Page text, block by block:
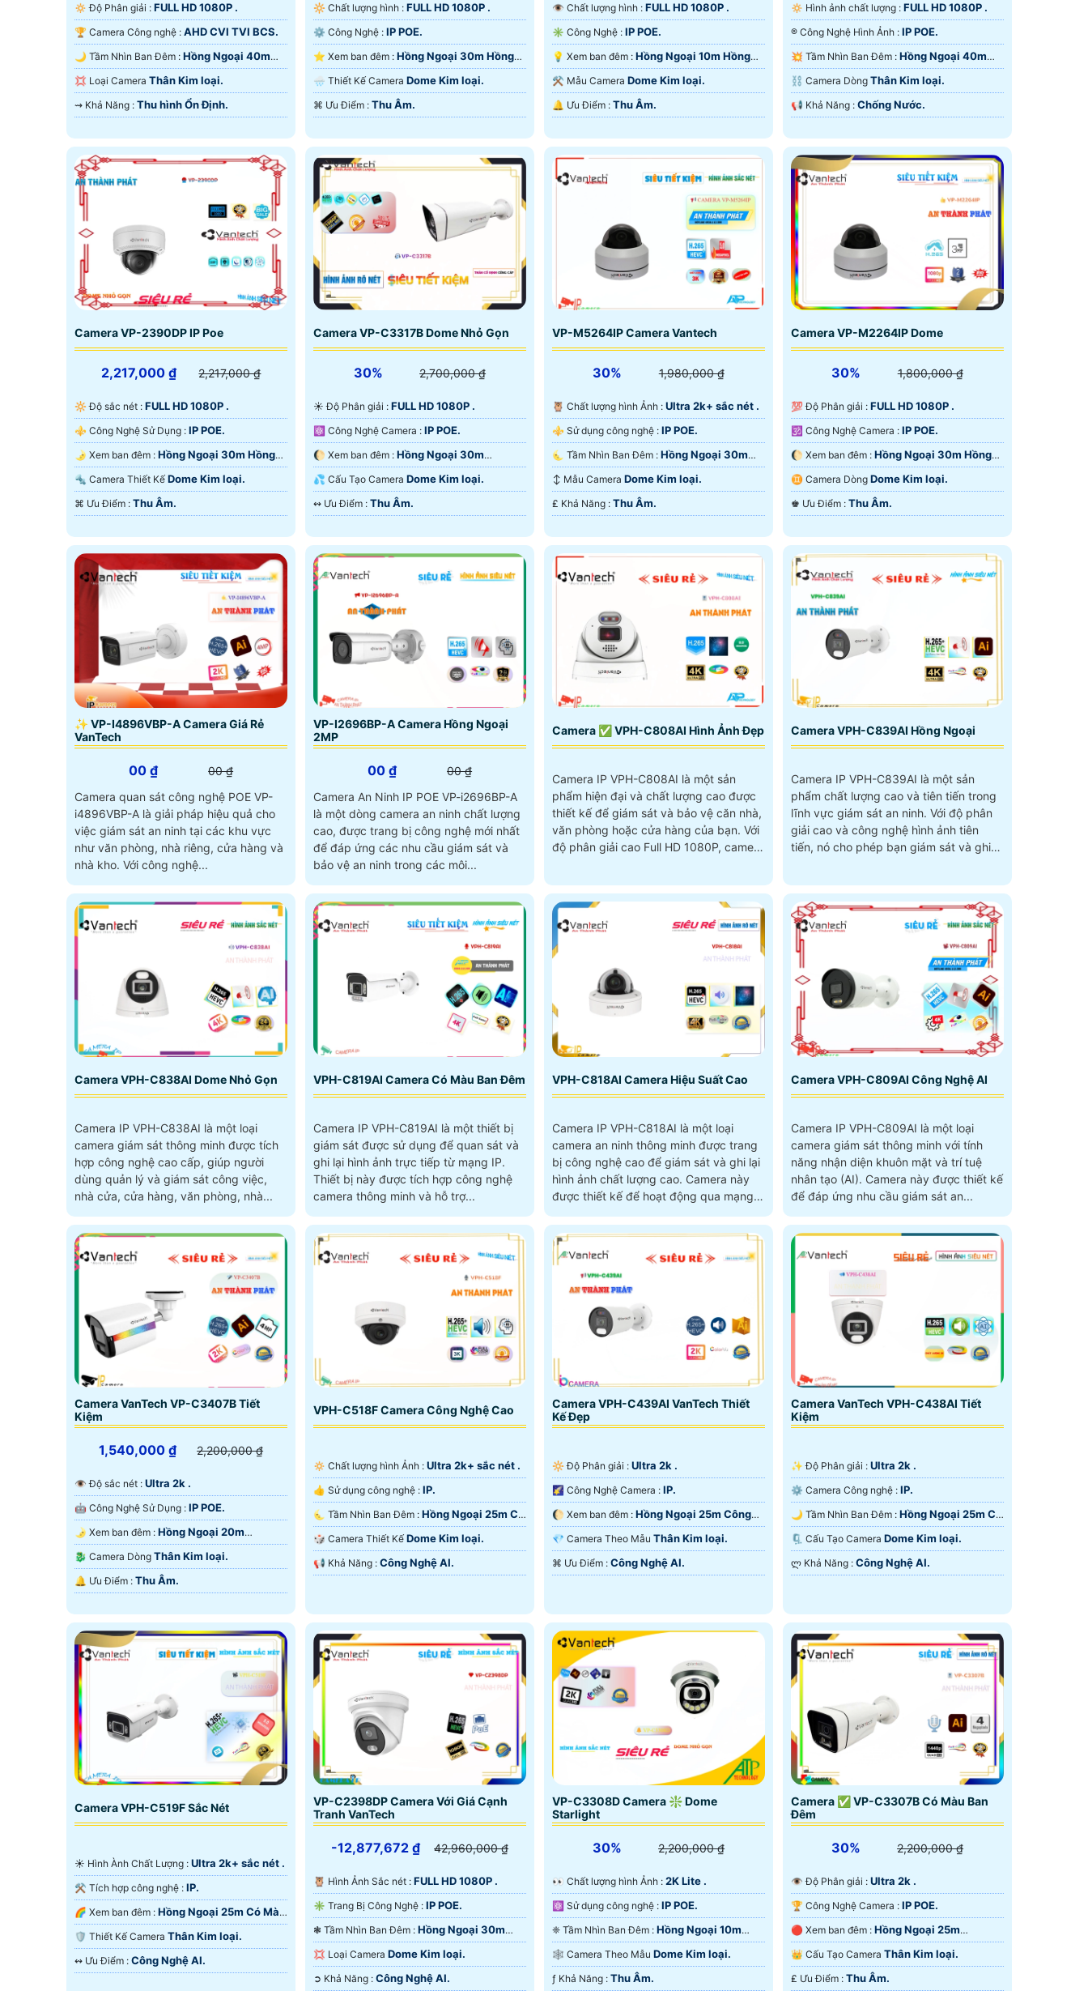
🔅 Độ Phân giải : FULL HD 1080P .
🏆 Camera Công nghệ : AHD CVI TVI BCS.
🌙 Tầm Nhìn Ban Đêm : Hồng Ngoại 40m
Hồng Ngoại Smart IR.
💢 Loại Camera Thân Kim loại.
️⇝ Khả Năng : Thu hình Ổn Định.
🔆 Chất lượng hình : FULL HD 1080P .
⚙ Công Nghệ : IP POE.
⭐ Xem ban đêm : Hồng Ngoại 30m Hồng
Ngoại SMD.
🌧️ Thiết Kế Camera Dome Kim loại.
️⌘ Ưu Điểm : Thu Âm.
👁 Chất lượng hình : FULL HD 1080P .
✳️ Công Nghệ : IP POE.
💡 Xem ban đêm : Hồng Ngoại 10m Hồng
Ngoại SMD.
⚒ Mẫu Camera Dome Kim loại.
️🔔 Ưu Điểm : Thu Âm.
🔅 Hình ảnh chất lượng : FULL HD 1080P .
®️ Công Nghệ Hình Ảnh : IP POE.
💥 Tầm Nhìn Ban Đêm : Hồng Ngoại 40m
Hồng Ngoại Smart IR.
⛓ Camera Dòng Thân Kim loại.
️📢 Khả Năng : Chống Nước.
Camera VP-2390DP IP Poe
2,217,000 ₫ 2,217,000 ₫
🔆 Độ sắc nét : FULL HD 1080P .
⚜️ Công Nghệ Sử Dụng : IP POE.
🌛 Xem ban đêm : Hồng Ngoại 30m Hồng
Ngoại SMD.
🔩 Camera Thiết Kế Dome Kim loại.
️⌘ Ưu Điểm : Thu Âm.
Camera VP-C3317B Dome Nhỏ Gọn
30% 2,700,000 ₫
☀️ Độ Phân giải : FULL HD 1080P .
⚛️ Công Nghệ Camera : IP POE.
🌔 Xem ban đêm : Hồng Ngoại 30m
Starlight.
💦 Cấu Tạo Camera Dome Kim loại.
️↭ Ưu Điểm : Thu Âm.
VP-M5264IP Camera Vantech
30% 1,980,000 ₫
🦉 Chất lượng hình Ảnh : Ultra 2k+ sắc nét .
⚜️ Sử dụng công nghệ : IP POE.
🌜 Tầm Nhìn Ban Đêm : Hồng Ngoại 30m
Hồng Ngoại SMD.
↕️ Mẫu Camera Dome Kim loại.
️₤ Khả Năng : Thu Âm.
Camera VP-M2264IP Dome
30% 1,800,000 ₫
💯 Độ Phân giải : FULL HD 1080P .
🕉️ Công Nghệ Camera : IP POE.
🌔 Xem ban đêm : Hồng Ngoại 30m Hồng
Ngoại SMD.
♊ Camera Dòng Dome Kim loại.
️♚ Ưu Điểm : Thu Âm.
✨ VP-I4896VBP-A Camera Giá Rẻ
VanTech
00 ₫
00 ₫
Camera quan sát công nghệ POE VP-
i4896VBP-A là giải pháp hiệu quả cho
việc giám sát an ninh tại các khu vực
như văn phòng, nhà riêng, cửa hàng và
nhà kho. Với công nghệ...
VP-I2696BP-A Camera Hồng Ngoại
2MP
00 ₫
00 ₫
Camera An Ninh IP POE VP-i2696BP-A
là một dòng camera an ninh chất lượng
cao, được trang bị công nghệ mới nhất
để đáp ứng các nhu cầu giám sát và
bảo vệ an ninh trong các môi...
Camera ✅ VPH-C808AI Hình Ảnh Đẹp
Camera IP VPH-C808AI là một sản
phẩm hiện đại và chất lượng cao được
thiết kế để giám sát và bảo vệ căn nhà,
văn phòng hoặc cửa hàng của bạn. Với
độ phân giải cao Full HD 1080P, camera
Camera VPH-C839AI Hồng Ngoại
Camera IP VPH-C839AI là một sản
phẩm chất lượng cao và tiên tiến trong
lĩnh vực giám sát an ninh. Với độ phân
giải cao và công nghệ hình ảnh tiên
tiến, nó cho phép bạn giám sát và ghi
Camera VPH-C838AI Dome Nhỏ Gọn
Camera IP VPH-C838AI là một loại
camera giám sát thông minh được tích
hợp công nghệ cao cấp, giúp người
dùng quản lý và giám sát công việc,
nhà cửa, cửa hàng, văn phòng, nhà...
VPH-C819AI Camera Có Màu Ban Đêm
Camera IP VPH-C819AI là một thiết bị
giám sát được sử dụng để quan sát và
ghi lại hình ảnh trực tiếp từ mạng IP.
Thiết bị này được tích hợp công nghệ
camera thông minh và hỗ trợ...
VPH-C818AI Camera Hiệu Suất Cao
Camera IP VPH-C818AI là một loại
camera an ninh thông minh được trang
bị công nghệ cao để giám sát và ghi lại
hình ảnh chất lượng cao. Camera này
được thiết kế để hoạt động qua mạng,
khiển từ xa qua internet
Camera VPH-C809AI Công Nghệ AI
Camera IP VPH-C809AI là một loại
camera giám sát thông minh với tính
năng nhận diện khuôn mặt và trí tuệ
nhân tạo (AI). Camera này được thiết kế
để đáp ứng nhu cầu giám sát an...
Camera VanTech VP-C3407B Tiết
Kiệm
1,540,000 ₫ 2,200,000 ₫
👁 Độ sắc nét : Ultra 2k .
🤖️ Công Nghệ Sử Dụng : IP POE.
🌛 Xem ban đêm : Hồng Ngoại 20m
Starlight.
🐉️ Camera Dòng Thân Kim loại.
️🔔 Ưu Điểm : Thu Âm.
VPH-C518F Camera Công Nghệ Cao
🔅 Chất lượng hình Ảnh : Ultra 2k+ sắc nét .
👍 Sử dụng công nghệ : IP.
🌜 Tầm Nhìn Ban Đêm : Hồng Ngoại 25m Có
Màu Ban Ðêm.
🎲 Camera Thiết Kế Dome Kim loại.
️📢 Khả Năng : Công Nghệ AI.
Camera VPH-C439AI VanTech Thiết
Kế Đẹp
🔆 Độ Phân giải : Ultra 2k .
🌠 Công Nghệ Camera : IP.
🌔 Xem ban đêm : Hồng Ngoại 25m Công
Nghệ Chuyên Dụng.
💎 Camera Theo Mẫu Thân Kim loại.
️⌘ Ưu Điểm : Công Nghệ AI.
Camera VanTech VPH-C438AI Tiết
Kiệm
✨ Độ Phân giải : Ultra 2k .
⚙ Camera Công nghệ : IP.
🌙 Tầm Nhìn Ban Đêm : Hồng Ngoại 25m Có
Màu Ban Ðêm.
🗜️ Cấu Tạo Camera Dome Kim loại.
️ლ Khả Năng : Công Nghệ AI.
Camera VPH-C519F Sắc Nét
☀️ Hình Ành Chất Lượng : Ultra 2k+ sắc nét .
⚒ Tích hợp công nghệ : IP.
🌈 Xem ban đêm : Hồng Ngoại 25m Có Màu
Ban Ðêm.
🛡 Thiết Kế Camera Thân Kim loại.
️↭ Ưu Điểm : Công Nghệ AI.
VP-C2398DP Camera Với Giá Cạnh
Tranh VanTech
-12,877,672 ₫ 42,960,000 ₫
🦉 Hình Ảnh Sắc nét : FULL HD 1080P .
✳️ Trang Bị Công Nghệ : IP POE.
❃ Tầm Nhìn Ban Đêm : Hồng Ngoại 30m
Starlight.
💢 Loại Camera Dome Kim loại.
️➲ Khả Năng : Công Nghệ AI.
VP-C3308D Camera ❇ Dome
Starlight
30% 2,200,000 ₫
️👀 Chất lượng hình Ảnh : 2K Lite .
⚛️ Sử dụng công nghệ : IP POE.
❈ Tầm Nhìn Ban Đêm : Hồng Ngoại 10m
Starlight.
🕸️ Camera Theo Mẫu Dome Kim loại.
️ƒ Khả Năng : Thu Âm.
Camera ✅ VP-C3307B Có Màu Ban
Đêm
30% 2,200,000 ₫
👁 Độ Phân giải : Ultra 2k .
🏆 Công Nghệ Camera : IP POE.
🔴 Xem ban đêm : Hồng Ngoại 25m
Starlight.
👑 Cấu Tạo Camera Thân Kim loại.
️₤ Ưu Điểm : Thu Âm.